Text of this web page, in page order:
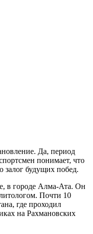
Да, период
понимает, что
залог будущих побед.
в городе Алма-Ата. Он
Почти 10
где проходил
на Рахмановских